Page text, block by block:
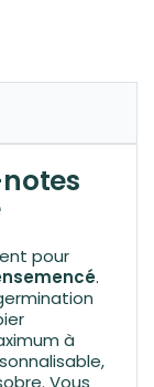
pour
.
à
Vous